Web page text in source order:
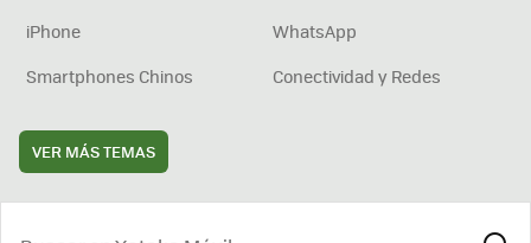
iPhone
WhatsApp
Smartphones Chinos
Conectividad y Redes
VER MÁS TEMAS